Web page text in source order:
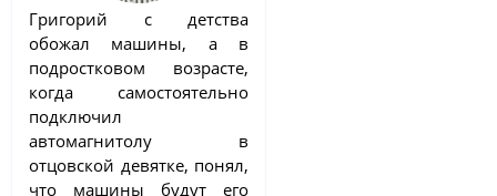
Григорий с детства
обожал машины, а в
подростковом возрасте,
когда самостоятельно
подключил
автомагнитолу в
отцовской девятке, понял,
что машины будут его